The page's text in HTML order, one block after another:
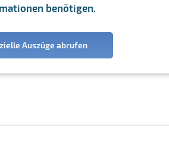
benötigen.
Auszüge abrufen